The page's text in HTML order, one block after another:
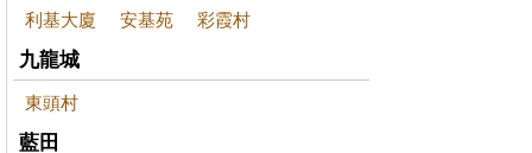
利基大廈 安基苑 彩霞村
九龍城
東頭村
藍田